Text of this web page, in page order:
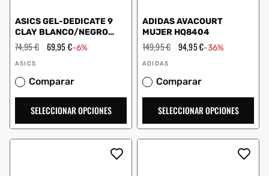
ASICS GEL-DEDICATE 9
CLAY BLANCO/NEGRO
1041A547
Precio
habitual
74,95 € Precio
69,95 €-6%
Proveedor:
ASICS
Comparar
SELECCIONAR OPCIONES
ADIDAS AVACOURT
MUJER HQ8404
Precio
habitual
149,95 € Precio
94,95 €-36%
Proveedor:
ADIDAS
Comparar
SELECCIONAR OPCIONES